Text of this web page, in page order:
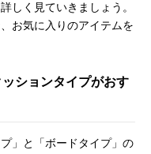
しく見ていきましょう。
お気に入りのアイテムを
ションタイプがおす
」と「ボードタイプ」の